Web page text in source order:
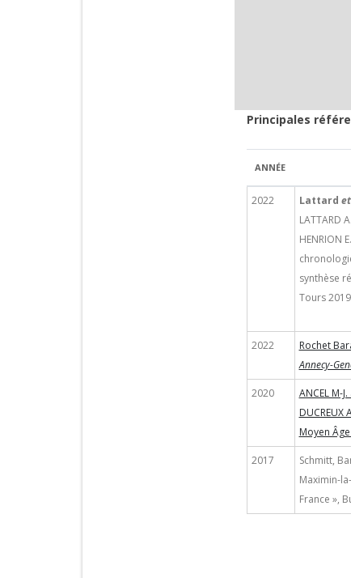
Principales
ANNÉE
2022 Lattard
LATTARD
HENRION
synthèse
Tours 2019
2022 Rochet
Annecy-
2020
ANCEL M-
DUCREUX
Moyen
2017
Schmitt,
Maximin-
France »,